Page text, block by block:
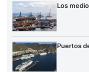
Los
Puertos